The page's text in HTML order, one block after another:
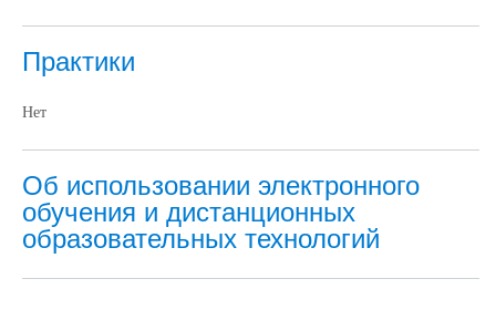
Практики
Нет
Об использовании электронного
обучения и дистанционных
образовательных технологий